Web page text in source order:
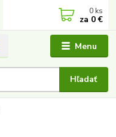
Menu
Hľadať
0 ks
za 0 €